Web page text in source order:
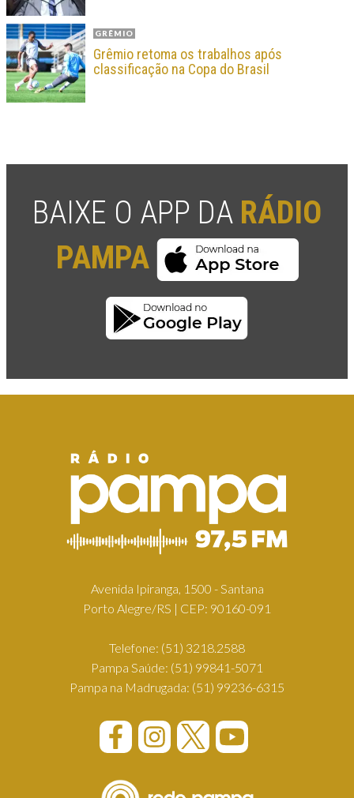
GRÊMIO
Grêmio retoma os trabalhos após
classificação na Copa do Brasil
BAIXE O APP DA RÁDIO
PAMPA
Avenida Ipiranga, 1500 - Santana
Porto Alegre/RS | CEP: 90160-091
Telefone: (51) 3218.2588
Pampa Saúde: (51) 99841-5071
Pampa na Madrugada: (51) 99236-6315